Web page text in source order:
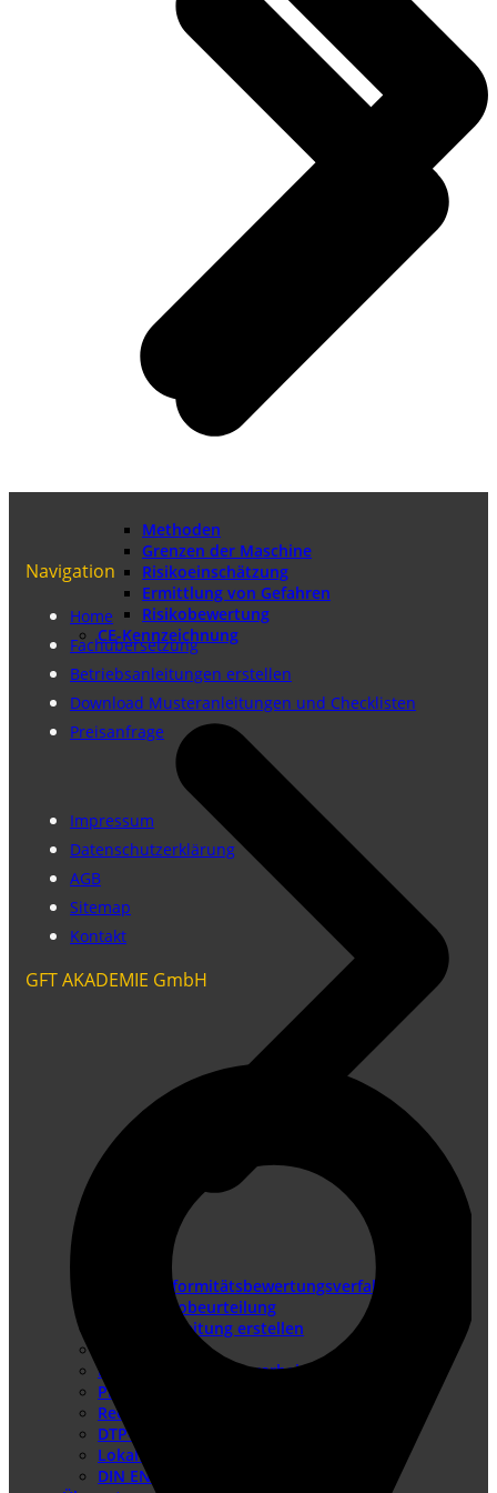
Methoden
Grenzen der Maschine
Risikoeinschätzung
Ermittlung von Gefahren
Risikobewertung
CE-Kennzeichnung
Konformitätsbewertungsverfahren
Risikobeurteilung
Betriebsanleitung erstellen
Dokumentationsüberarbeitung
Produkthaftung USA
Redaktionssysteme
DTP-Dienste
Lokalisierung
DIN EN IEC/IEEE 82079-1
Navigation
Home
Fachübersetzung
Betriebsanleitungen erstellen
Download Musteranleitungen und Checklisten
Preisanfrage
Impressum
Datenschutzerklärung
AGB
Sitemap
Kontakt
GFT AKADEMIE GmbH